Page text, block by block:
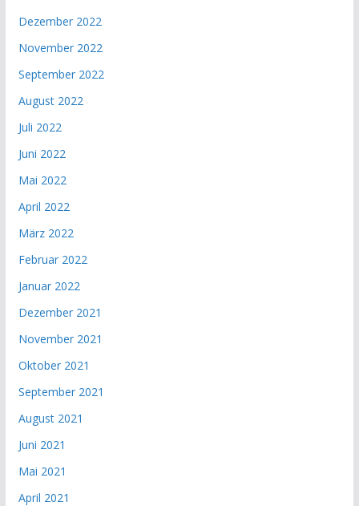
Dezember 2022
November 2022
September 2022
August 2022
Juli 2022
Juni 2022
Mai 2022
April 2022
März 2022
Februar 2022
Januar 2022
Dezember 2021
November 2021
Oktober 2021
September 2021
August 2021
Juni 2021
Mai 2021
April 2021